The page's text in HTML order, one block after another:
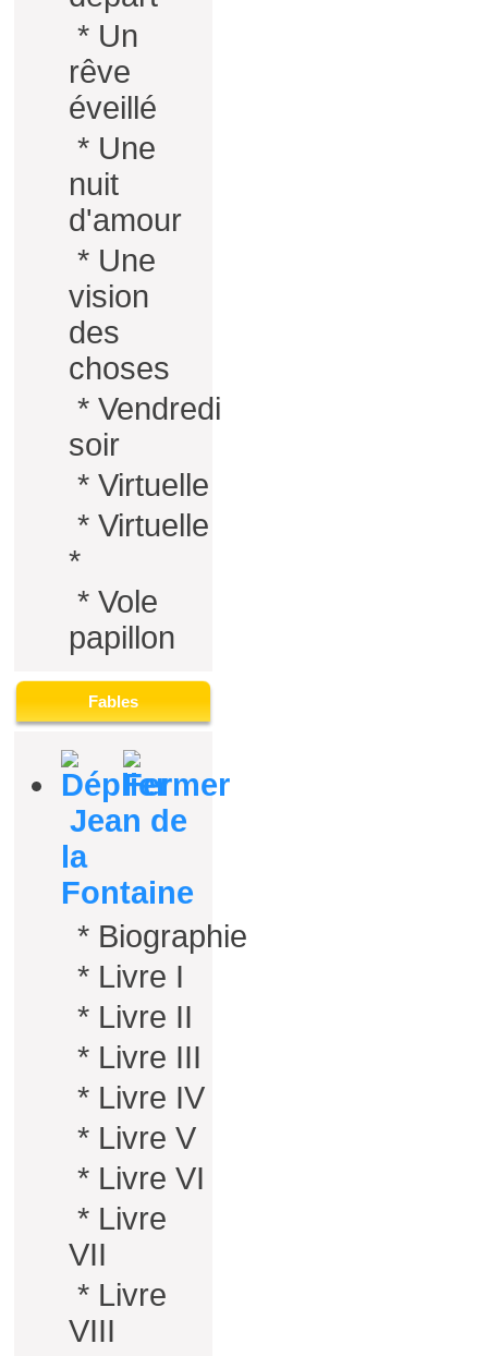
* Un
rêve
éveillé
* Une
nuit
d'amour
* Une
vision
des
choses
* Vendredi
soir
* Virtuelle
* Virtuelle
*
* Vole
papillon
Fables
Jean de
la
Fontaine
* Biographie
* Livre I
* Livre II
* Livre III
* Livre IV
* Livre V
* Livre VI
* Livre
VII
* Livre
VIII